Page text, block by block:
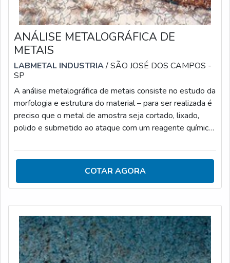
ANÁLISE METALOGRÁFICA DE
METAIS
LABMETAL INDUSTRIA/ SÃO JOSÉ DOS CAMPOS -
SP
A análise metalográfica de metais consiste no estudo da
morfologia e estrutura do material – para ser realizada é
preciso que o metal de amostra seja cortado, lixado,
polido e submetido ao ataque com um reagente químico.
relevar as interfaces dos diferentes materiais
ANÁLISE METALOGRÁFICAComposta por uma série
de processos, podendo ser qualitativa ou quantitativa, a
COTAR AGORA